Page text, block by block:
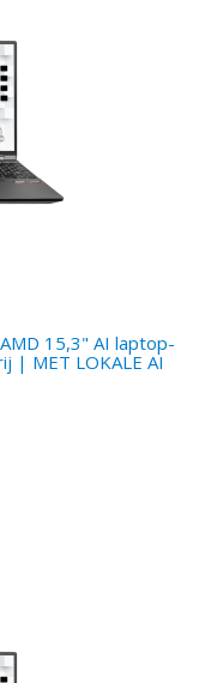
15,3" AI laptop-
| MET LOKALE AI